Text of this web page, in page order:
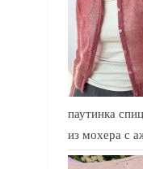
паутинка
из мохера с